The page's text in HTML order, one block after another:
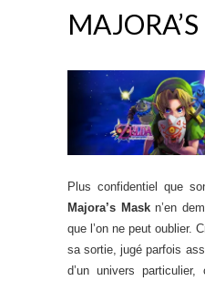
Plus confidentiel que
Majora’s Maskn’en
que l’on ne peut oublier.
sa sortie, jugé parfois
d’un univers